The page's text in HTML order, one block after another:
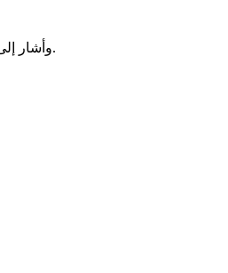
وأشار إلى أن توجيه رسالة أداء اليمين، في حال صدور الاعتماد عن المحكمة العليا، يُعد إجراء شكليا لا يؤثر على حجية القرار القضائي.